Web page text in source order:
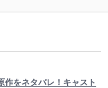
作をネタバレ！キャスト